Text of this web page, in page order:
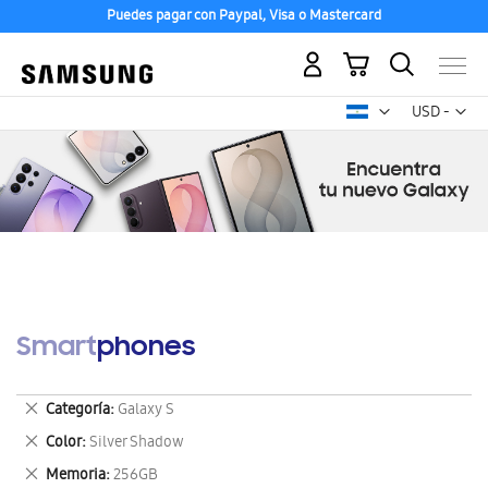
Puedes pagar con Paypal, Visa o Mastercard
USD -
dólar
Mi carrito
Smartphones
Categoría Galaxy S
Eliminar
este
artículo
Color Silver Shadow
Eliminar
este
Memoria 256GB
Eliminar